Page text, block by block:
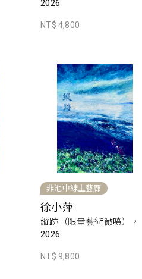
2026
NT$ 4,800
非池中線上藝廊
徐小萍
縱跡（限量藝術微噴），
2026
NT$ 9,800